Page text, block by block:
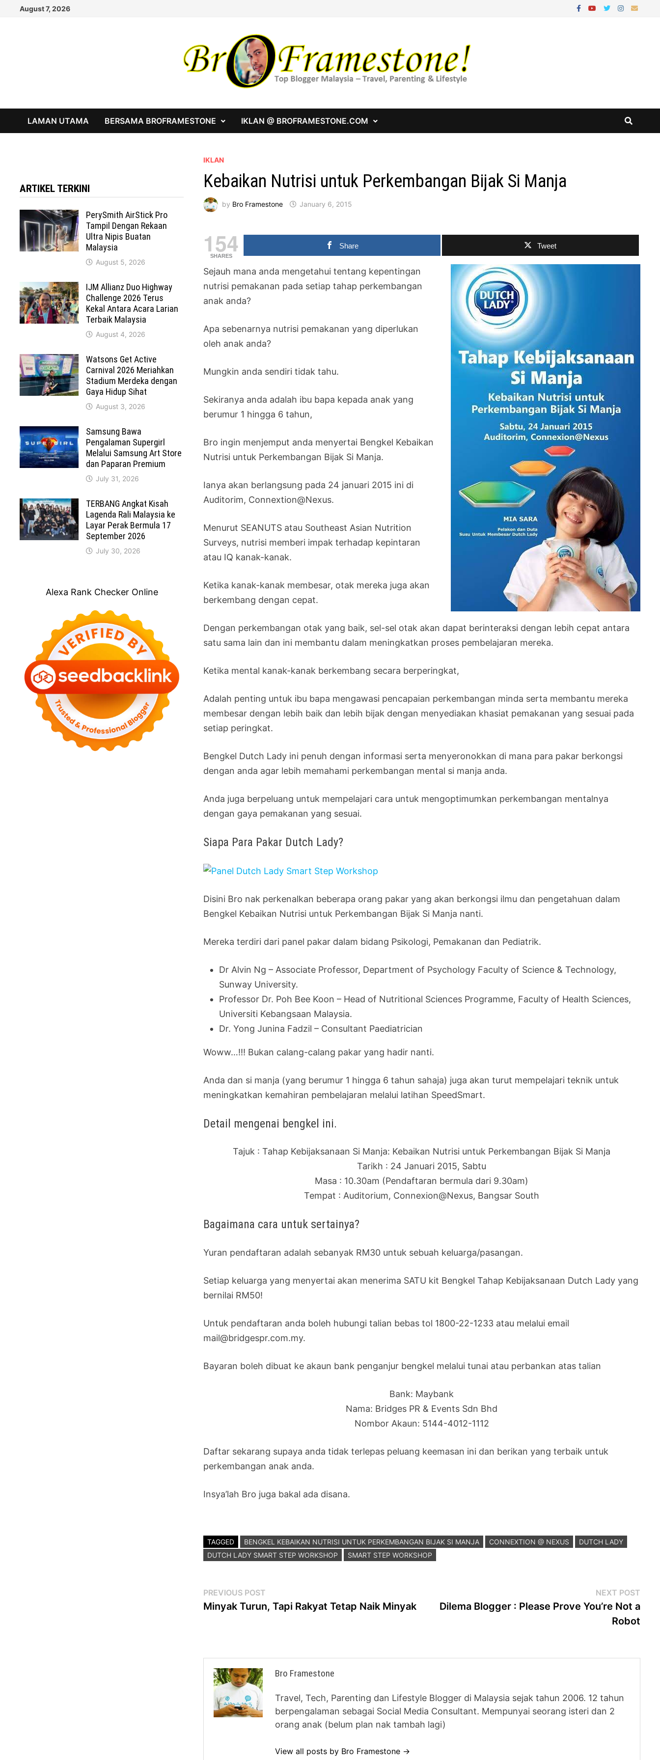
August 7, 2026
LAMAN UTAMA BERSAMA BROFRAMESTONE IKLAN @ BROFRAMESTONE.COM
IKLAN
Kebaikan Nutrisi untuk Perkembangan Bijak Si Manja
by Bro Framestone January 6, 2015
154
SHARES
Share Tweet
Sejauh mana anda mengetahui tentang kepentingan
nutrisi pemakanan pada setiap tahap perkembangan
anak anda?
Apa sebenarnya nutrisi pemakanan yang diperlukan
oleh anak anda?
Mungkin anda sendiri tidak tahu.
Sekiranya anda adalah ibu bapa kepada anak yang
berumur 1 hingga 6 tahun,
Bro ingin menjemput anda menyertai Bengkel Kebaikan
Nutrisi untuk Perkembangan Bijak Si Manja.
Ianya akan berlangsung pada 24 januari 2015 ini di
Auditorim, Connextion@Nexus.
Menurut SEANUTS atau Southeast Asian Nutrition
Surveys, nutrisi memberi impak terhadap kepintaran
atau IQ kanak-kanak.
Ketika kanak-kanak membesar, otak mereka juga akan
berkembang dengan cepat.
Dengan perkembangan otak yang baik, sel-sel otak akan dapat berinteraksi dengan lebih cepat antara
satu sama lain dan ini membantu dalam meningkatkan proses pembelajaran mereka.
Ketika mental kanak-kanak berkembang secara berperingkat,
Adalah penting untuk ibu bapa mengawasi pencapaian perkembangan minda serta membantu mereka
membesar dengan lebih baik dan lebih bijak dengan menyediakan khasiat pemakanan yang sesuai pada
setiap peringkat.
Bengkel Dutch Lady ini penuh dengan informasi serta menyeronokkan di mana para pakar berkongsi
dengan anda agar lebih memahami perkembangan mental si manja anda.
Anda juga berpeluang untuk mempelajari cara untuk mengoptimumkan perkembangan mentalnya
dengan gaya pemakanan yang sesuai.
Siapa Para Pakar Dutch Lady?
Disini Bro nak perkenalkan beberapa orang pakar yang akan berkongsi ilmu dan pengetahuan dalam
Bengkel Kebaikan Nutrisi untuk Perkembangan Bijak Si Manja nanti.
Mereka terdiri dari panel pakar dalam bidang Psikologi, Pemakanan dan Pediatrik.
Dr Alvin Ng – Associate Professor, Department of Psychology Faculty of Science & Technology,
Sunway University.
Professor Dr. Poh Bee Koon – Head of Nutritional Sciences Programme, Faculty of Health Sciences,
Universiti Kebangsaan Malaysia.
Dr. Yong Junina Fadzil – Consultant Paediatrician
Woww…!!! Bukan calang-calang pakar yang hadir nanti.
Anda dan si manja (yang berumur 1 hingga 6 tahun sahaja) juga akan turut mempelajari teknik untuk
meningkatkan kemahiran pembelajaran melalui latihan SpeedSmart.
Detail mengenai bengkel ini.
Tajuk : Tahap Kebijaksanaan Si Manja: Kebaikan Nutrisi untuk Perkembangan Bijak Si Manja
Tarikh : 24 Januari 2015, Sabtu
Masa : 10.30am (Pendaftaran bermula dari 9.30am)
Tempat : Auditorium, Connexion@Nexus, Bangsar South
Bagaimana cara untuk sertainya?
Yuran pendaftaran adalah sebanyak RM30 untuk sebuah keluarga/pasangan.
Setiap keluarga yang menyertai akan menerima SATU kit Bengkel Tahap Kebijaksanaan Dutch Lady yang
bernilai RM50!
Untuk pendaftaran anda boleh hubungi talian bebas tol 1800-22-1233 atau melalui email
mail@bridgespr.com.my.
Bayaran boleh dibuat ke akaun bank penganjur bengkel melalui tunai atau perbankan atas talian
Bank: Maybank
Nama: Bridges PR & Events Sdn Bhd
Nombor Akaun: 5144-4012-1112
Daftar sekarang supaya anda tidak terlepas peluang keemasan ini dan berikan yang terbaik untuk
perkembangan anak anda.
Insya’lah Bro juga bakal ada disana.
TAGGED BENGKEL KEBAIKAN NUTRISI UNTUK PERKEMBANGAN BIJAK SI MANJA CONNEXTION @ NEXUS
DUTCH LADY
DUTCH LADY SMART STEP WORKSHOP
SMART STEP WORKSHOP
Post
navigation
PREVIOUS POST
post:
Minyak Turun, Tapi Rakyat Tetap Naik Minyak
NEXT POSTNext
Dilema Blogger : Please Prove You’re Not a
Robot
Bro Framestone
Travel, Tech, Parenting dan Lifestyle Blogger di Malaysia sejak tahun 2006. 12 tahun
berpengalaman sebagai Social Media Consultant. Mempunyai seorang isteri dan 2
orang anak (belum plan nak tambah lagi)
View all posts by Bro Framestone →
ARTIKEL TERKINI
PerySmith AirStick Pro
Tampil Dengan Rekaan
Ultra Nipis Buatan
Malaysia
August 5, 2026
IJM Allianz Duo Highway
Challenge 2026 Terus
Kekal Antara Acara Larian
Terbaik Malaysia
August 4, 2026
Watsons Get Active
Carnival 2026 Meriahkan
Stadium Merdeka dengan
Gaya Hidup Sihat
August 3, 2026
Samsung Bawa
Pengalaman Supergirl
Melalui Samsung Art Store
dan Paparan Premium
July 31, 2026
TERBANG Angkat Kisah
Lagenda Rali Malaysia ke
Layar Perak Bermula 17
September 2026
July 30, 2026
Alexa Rank Checker Online